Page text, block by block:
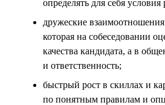
определять для себя условия
дружеские
которая на собеседовании
качества кандидата, а в
и ответственность;
быстрый рост в скиллах и
по понятным правилам и